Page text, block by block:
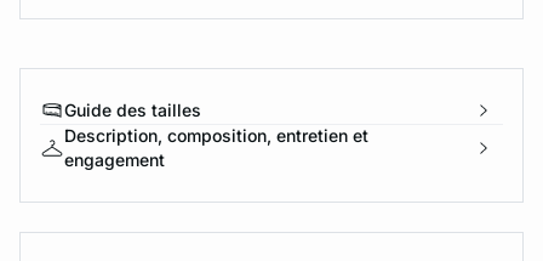
Guide des tailles
Description, composition, entretien et
engagement